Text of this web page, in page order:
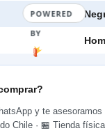
y te asesoramos
Chile · 🏪 Tienda
POWERED